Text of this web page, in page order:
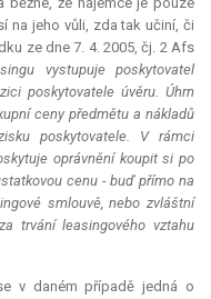
na jeho vůli, zda tak učiní, či
ze dne 7. 4. 2005, čj. 2 Afs
vystupuje poskytovatel
poskytovatele úvěru. Úhrn
ceny předmětu a nákladů
poskytovatele. V rámci
oprávnění koupit si po
cenu - buď přímo na
smlouvě, nebo zvláštní
trvání leasingového vztahu
v daném případě jedná o